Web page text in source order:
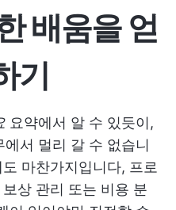
배움을 얻
기
요약에서 알 수 있듯이,
서 멀리 갈 수 없습니
마찬가지입니다, 프로
보상 관리 또는 비용 분